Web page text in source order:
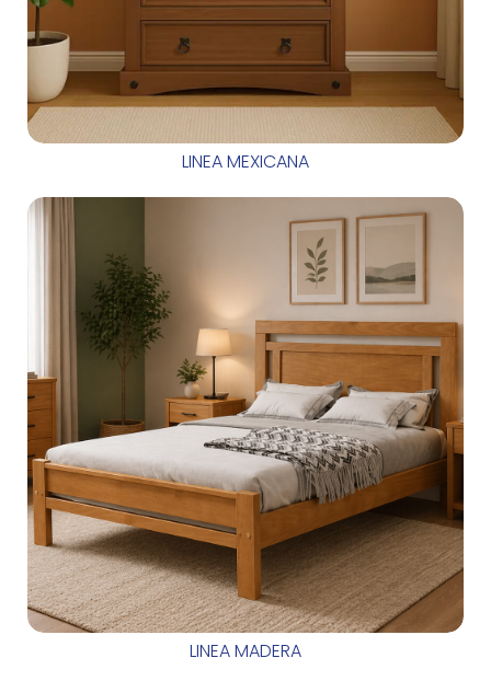
LINEA MEXICANA
LINEA MADERA